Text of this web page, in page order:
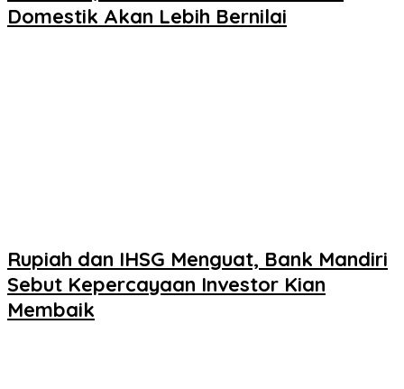
Domestik Akan Lebih Bernilai
Rupiah dan IHSG Menguat, Bank Mandiri
Sebut Kepercayaan Investor Kian
Membaik